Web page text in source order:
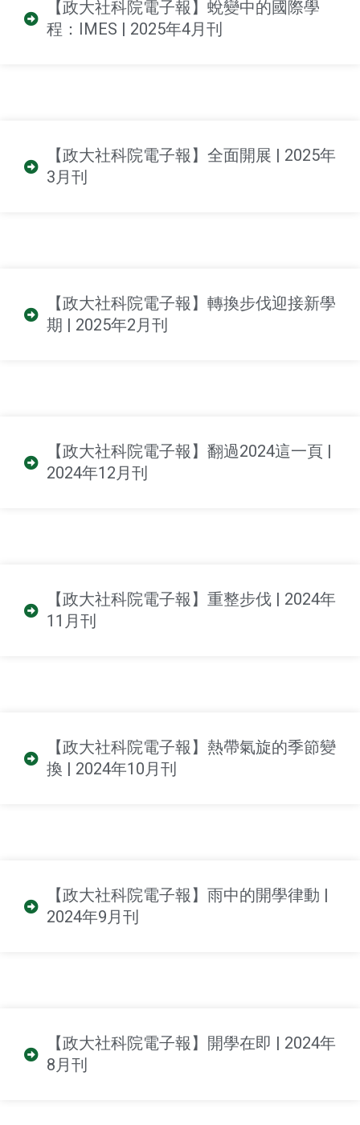
【政大社科院電子報】蛻變中的國際學
程：IMES | 2025年4月刊
【政大社科院電子報】全面開展 | 2025年
3月刊
【政大社科院電子報】轉換步伐迎接新學
期 | 2025年2月刊
【政大社科院電子報】翻過2024這一頁 |
2024年12月刊
【政大社科院電子報】重整步伐 | 2024年
11月刊
【政大社科院電子報】熱帶氣旋的季節變
換 | 2024年10月刊
【政大社科院電子報】雨中的開學律動 |
2024年9月刊
【政大社科院電子報】開學在即 | 2024年
8月刊